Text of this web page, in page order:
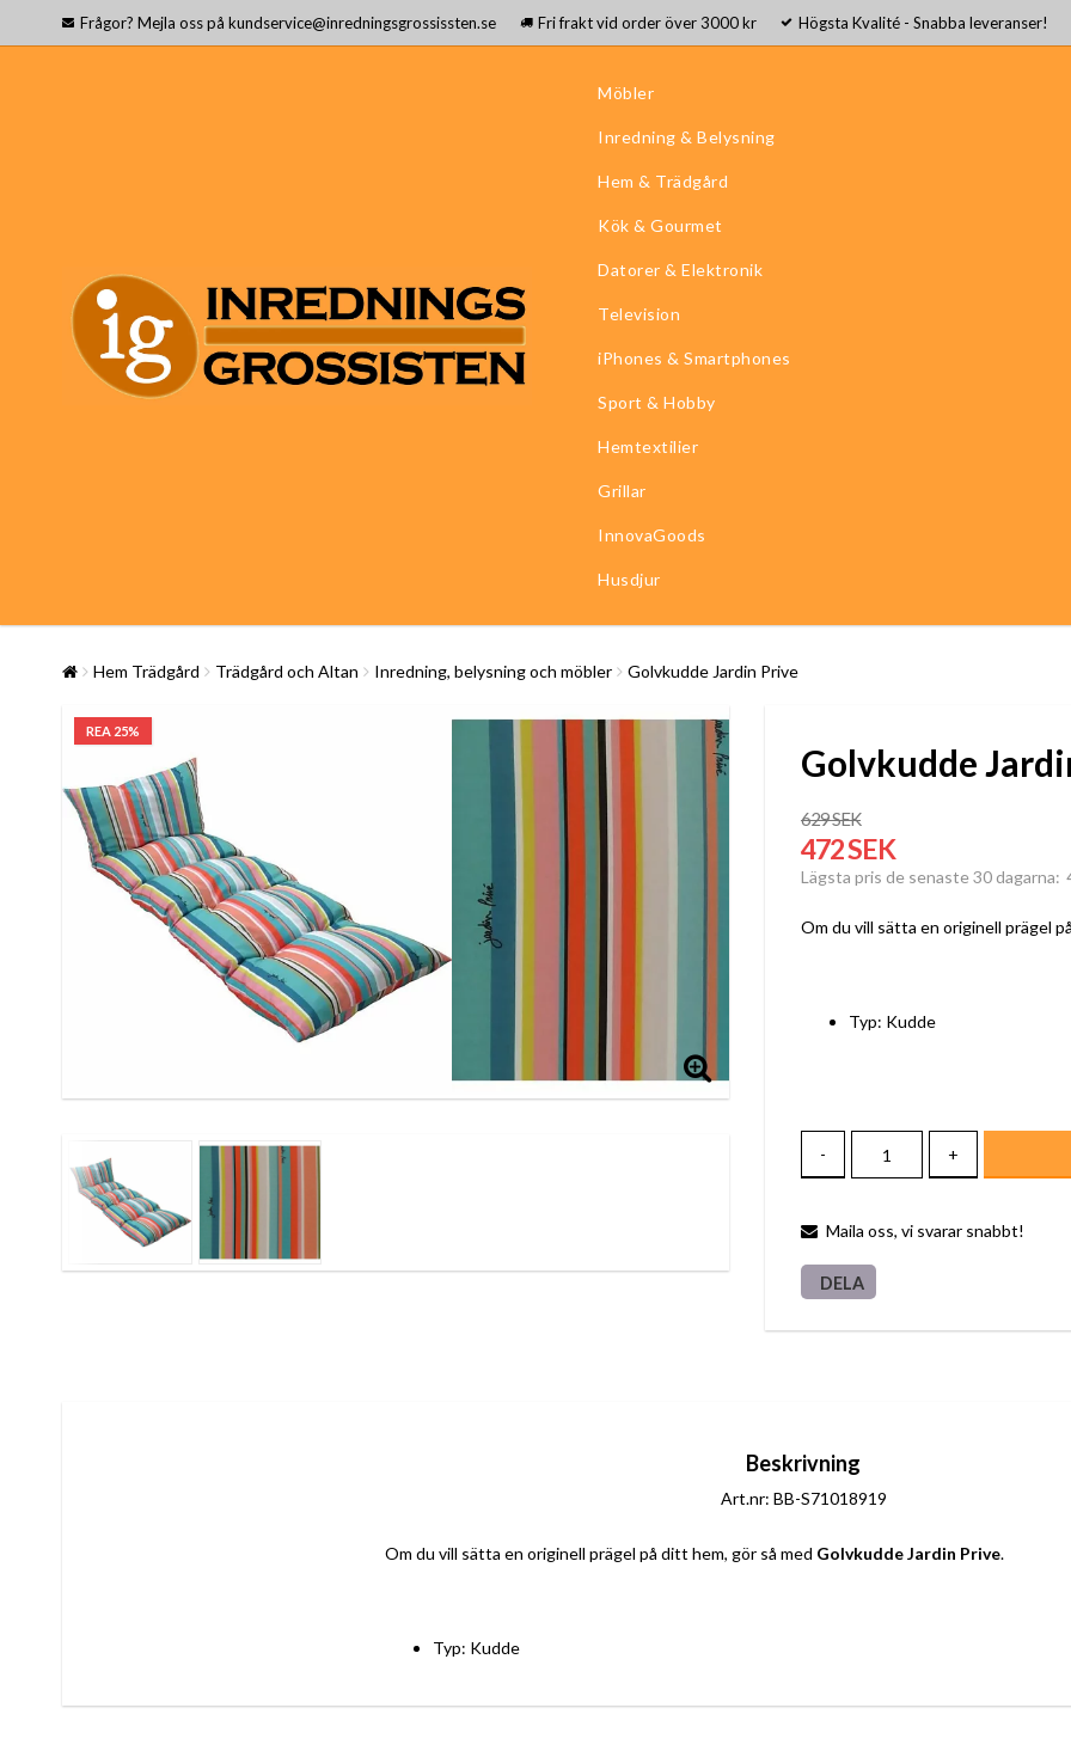
Frågor? Mejla oss på kundservice@inredningsgrossissten.se Fri frakt vid order över 3000 kr Högsta Kvalité - Snabba leveranser!
Möbler
Inredning & Belysning
Hem & Trädgård
Kök & Gourmet
Datorer & Elektronik
Television
iPhones & Smartphones
Sport & Hobby
Hemtextilier
Grillar
InnovaGoods
Husdjur
Hem Trädgård Trädgård och Altan Inredning, belysning och möbler Golvkudde Jardin Prive
REA 25%
Golvkudde
629 SEK
472 SEK
Lägsta pris de senaste 30 dagarna
Om du vill sätta en originell prägel
Typ: Kudde
- +
Maila oss, vi svarar snabbt!
DELA
Beskrivning
Art.nr: BB-S71018919
Om du vill sätta en originell prägel på ditt hem, gör så med Golvkudde Jardin Prive.
Typ: Kudde